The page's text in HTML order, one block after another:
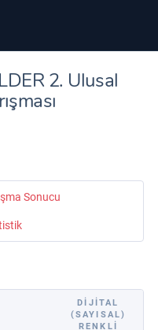
2. Ulusal
Sonucu
DIJITAL
(SAYISAL)
RENKLI